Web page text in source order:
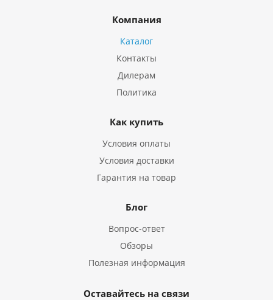
Компания
Каталог
Контакты
Дилерам
Политика
Как купить
Условия оплаты
Условия доставки
Гарантия на товар
Блог
Вопрос-ответ
Обзоры
Полезная информация
Оставайтесь на связи